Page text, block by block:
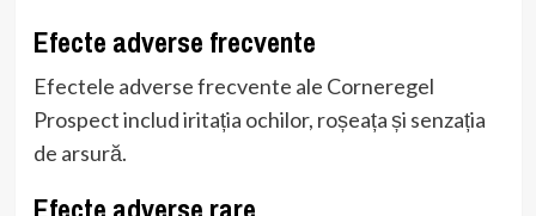
Efecte adverse frecvente
Efectele adverse frecvente ale Corneregel
Prospect includ iritația ochilor, roșeața și senzația
de arsură.